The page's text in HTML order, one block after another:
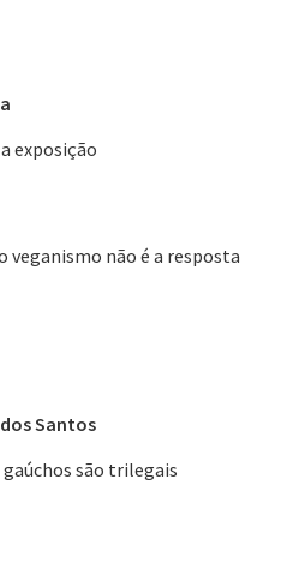
exposição
veganismo não é a resposta
Santos
gaúchos são trilegais